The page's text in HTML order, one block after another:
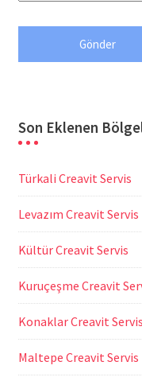
Son Eklenen
Türkali Creavit Servis
Levazım Creavit Servis
Kültür Creavit Servis
Kuruçeşme Creavit
Konaklar Creavit Servis
Maltepe Creavit Servis